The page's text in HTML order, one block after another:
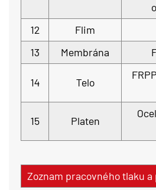
12
Flim
13
Membrána
14 Telo
15 Platen
Zoznam pracovného tlaku